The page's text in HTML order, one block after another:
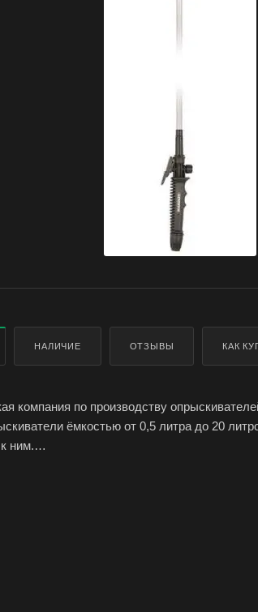
НАЛИЧИЕ ОТЗЫВЫ КАК
компания по производству
ёмкостью от 0,5 литра до 20
ним.
штанга с клапаном и рукояткой Marolex -